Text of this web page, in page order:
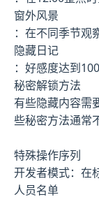
窗外风景
：在不同季节观
隐藏日记
：好感度达到
秘密解锁方法
有些隐藏内容需
些秘密方法通常
特殊操作序列
开发者模式：在
人员名单